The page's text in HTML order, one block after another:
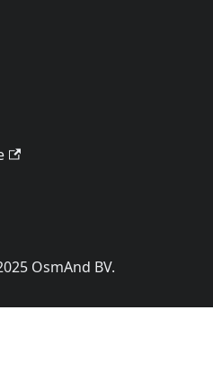
OsmAnd BV.